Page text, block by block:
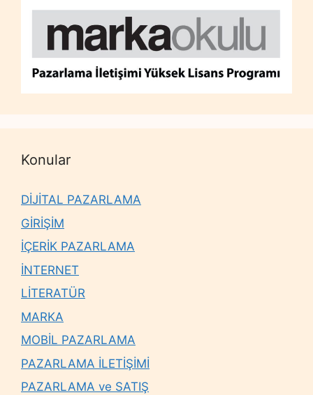
Konular
DİJİTAL PAZARLAMA
GİRİŞİM
İÇERİK PAZARLAMA
İNTERNET
LİTERATÜR
MARKA
MOBİL PAZARLAMA
PAZARLAMA İLETİŞİMİ
PAZARLAMA ve SATIŞ